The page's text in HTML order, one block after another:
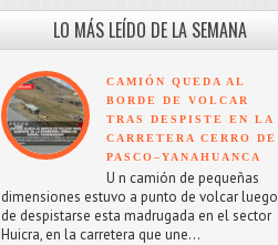
LO MÁS LEÍDO DE LA SEMANA
CAMIÓN QUEDA AL
BORDE DE VOLCAR
TRAS DESPISTE EN LA
CARRETERA CERRO DE
PASCO–YANAHUANCA
U n camión de pequeñas
dimensiones estuvo a punto de volcar luego
de despistarse esta madrugada en el sector
Huicra, en la carretera que une...